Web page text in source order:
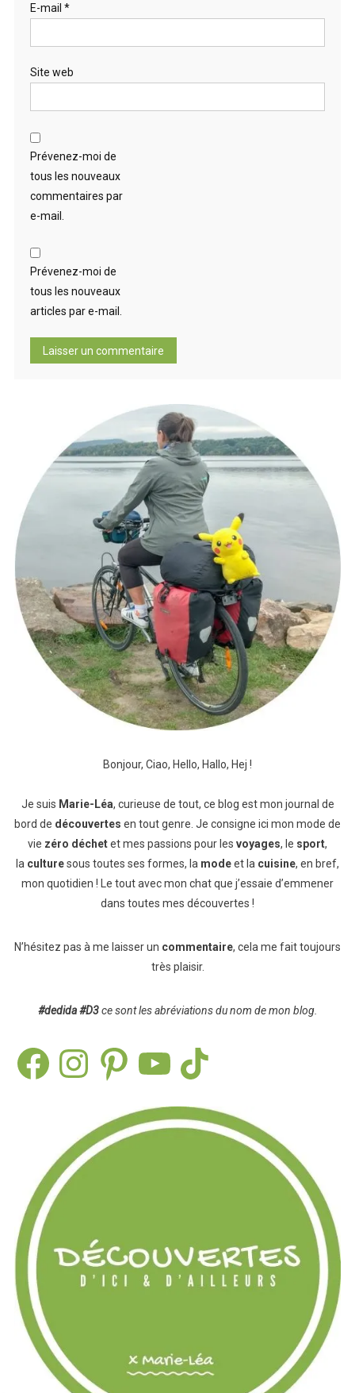
E-mail *
Site web
Prévenez-moi de
tous les nouveaux
commentaires par
e-mail.
Prévenez-moi de
tous les nouveaux
articles par e-mail.
Bonjour, Ciao, Hello, Hallo, Hej !
Je suis Marie-Léa, curieuse de tout, ce blog est mon journal de
bord de découvertes en tout genre. Je consigne ici mon mode de
vie zéro déchetet mes passions pour les voyages, le sport,
la culturesous toutes ses formes, la modeet la cuisine, en bref,
mon quotidien ! Le tout avec mon chat que j’essaie d’emmener
dans toutes mes découvertes !
N’hésitez pas à me laisser un commentaire, cela me fait toujours
très plaisir.
#dedida #D3ce sont les abréviations du nom de mon blog.
FacebookInstagramPinterest TikTok